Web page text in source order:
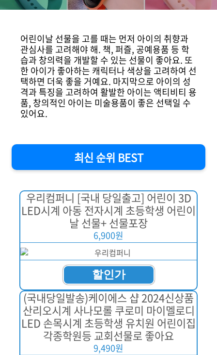
어린이날 선물을 고를 때는 먼저 아이의 취향과
관심사를 고려해야 해. 책, 퍼즐, 공예용품 등 학
습과 창의력을 개발할 수 있는 선물이 좋아요. 또
한 아이가 좋아하는 캐릭터나 색상을 고려하여 선
택하면 더욱 좋을 거예요. 마지막으로 아이의 성
격과 특징을 고려하여 활발한 아이는 액티비티 용
품, 창의적인 아이는 미술용품이 좋은 선택일 수
있어요.
최신 순위 BEST
우리컴퍼니 [국내 당일출고] 어린이 3D
LED시계 아동 전자시계 초등학생 어린이
날 선물+ 선물포장
6,900원
할인가
(국내당일발송)케이에스 샵 2024신상품
산리오시계 사나모롤 쿠로미 마이멜로디
LED 손목시계 초등학생 유치원 어린이집
각종학원등 교회선물로 좋아요
9,490원